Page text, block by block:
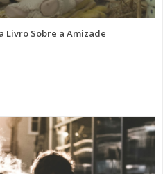
Livro Sobre a Amizade